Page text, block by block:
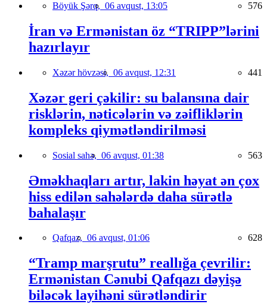
Böyük Şərq, 06 avqust, 13:05 576
İran və Ermənistan öz “TRIPP”lərini
hazırlayır
Xəzər hövzəsi, 06 avqust, 12:31 441
Xəzər geri çəkilir: su balansına dair
risklərin, nəticələrin və zəifliklərin
kompleks qiymətləndirilməsi
Sosial sahə, 06 avqust, 01:38 563
Əməkhaqları artır, lakin həyat ən çox
hiss edilən sahələrdə daha sürətlə
bahalaşır
Qafqaz, 06 avqust, 01:06 628
“Tramp marşrutu” reallığa çevrilir:
Ermənistan Cənubi Qafqazı dəyişə
biləcək layihəni sürətləndirir